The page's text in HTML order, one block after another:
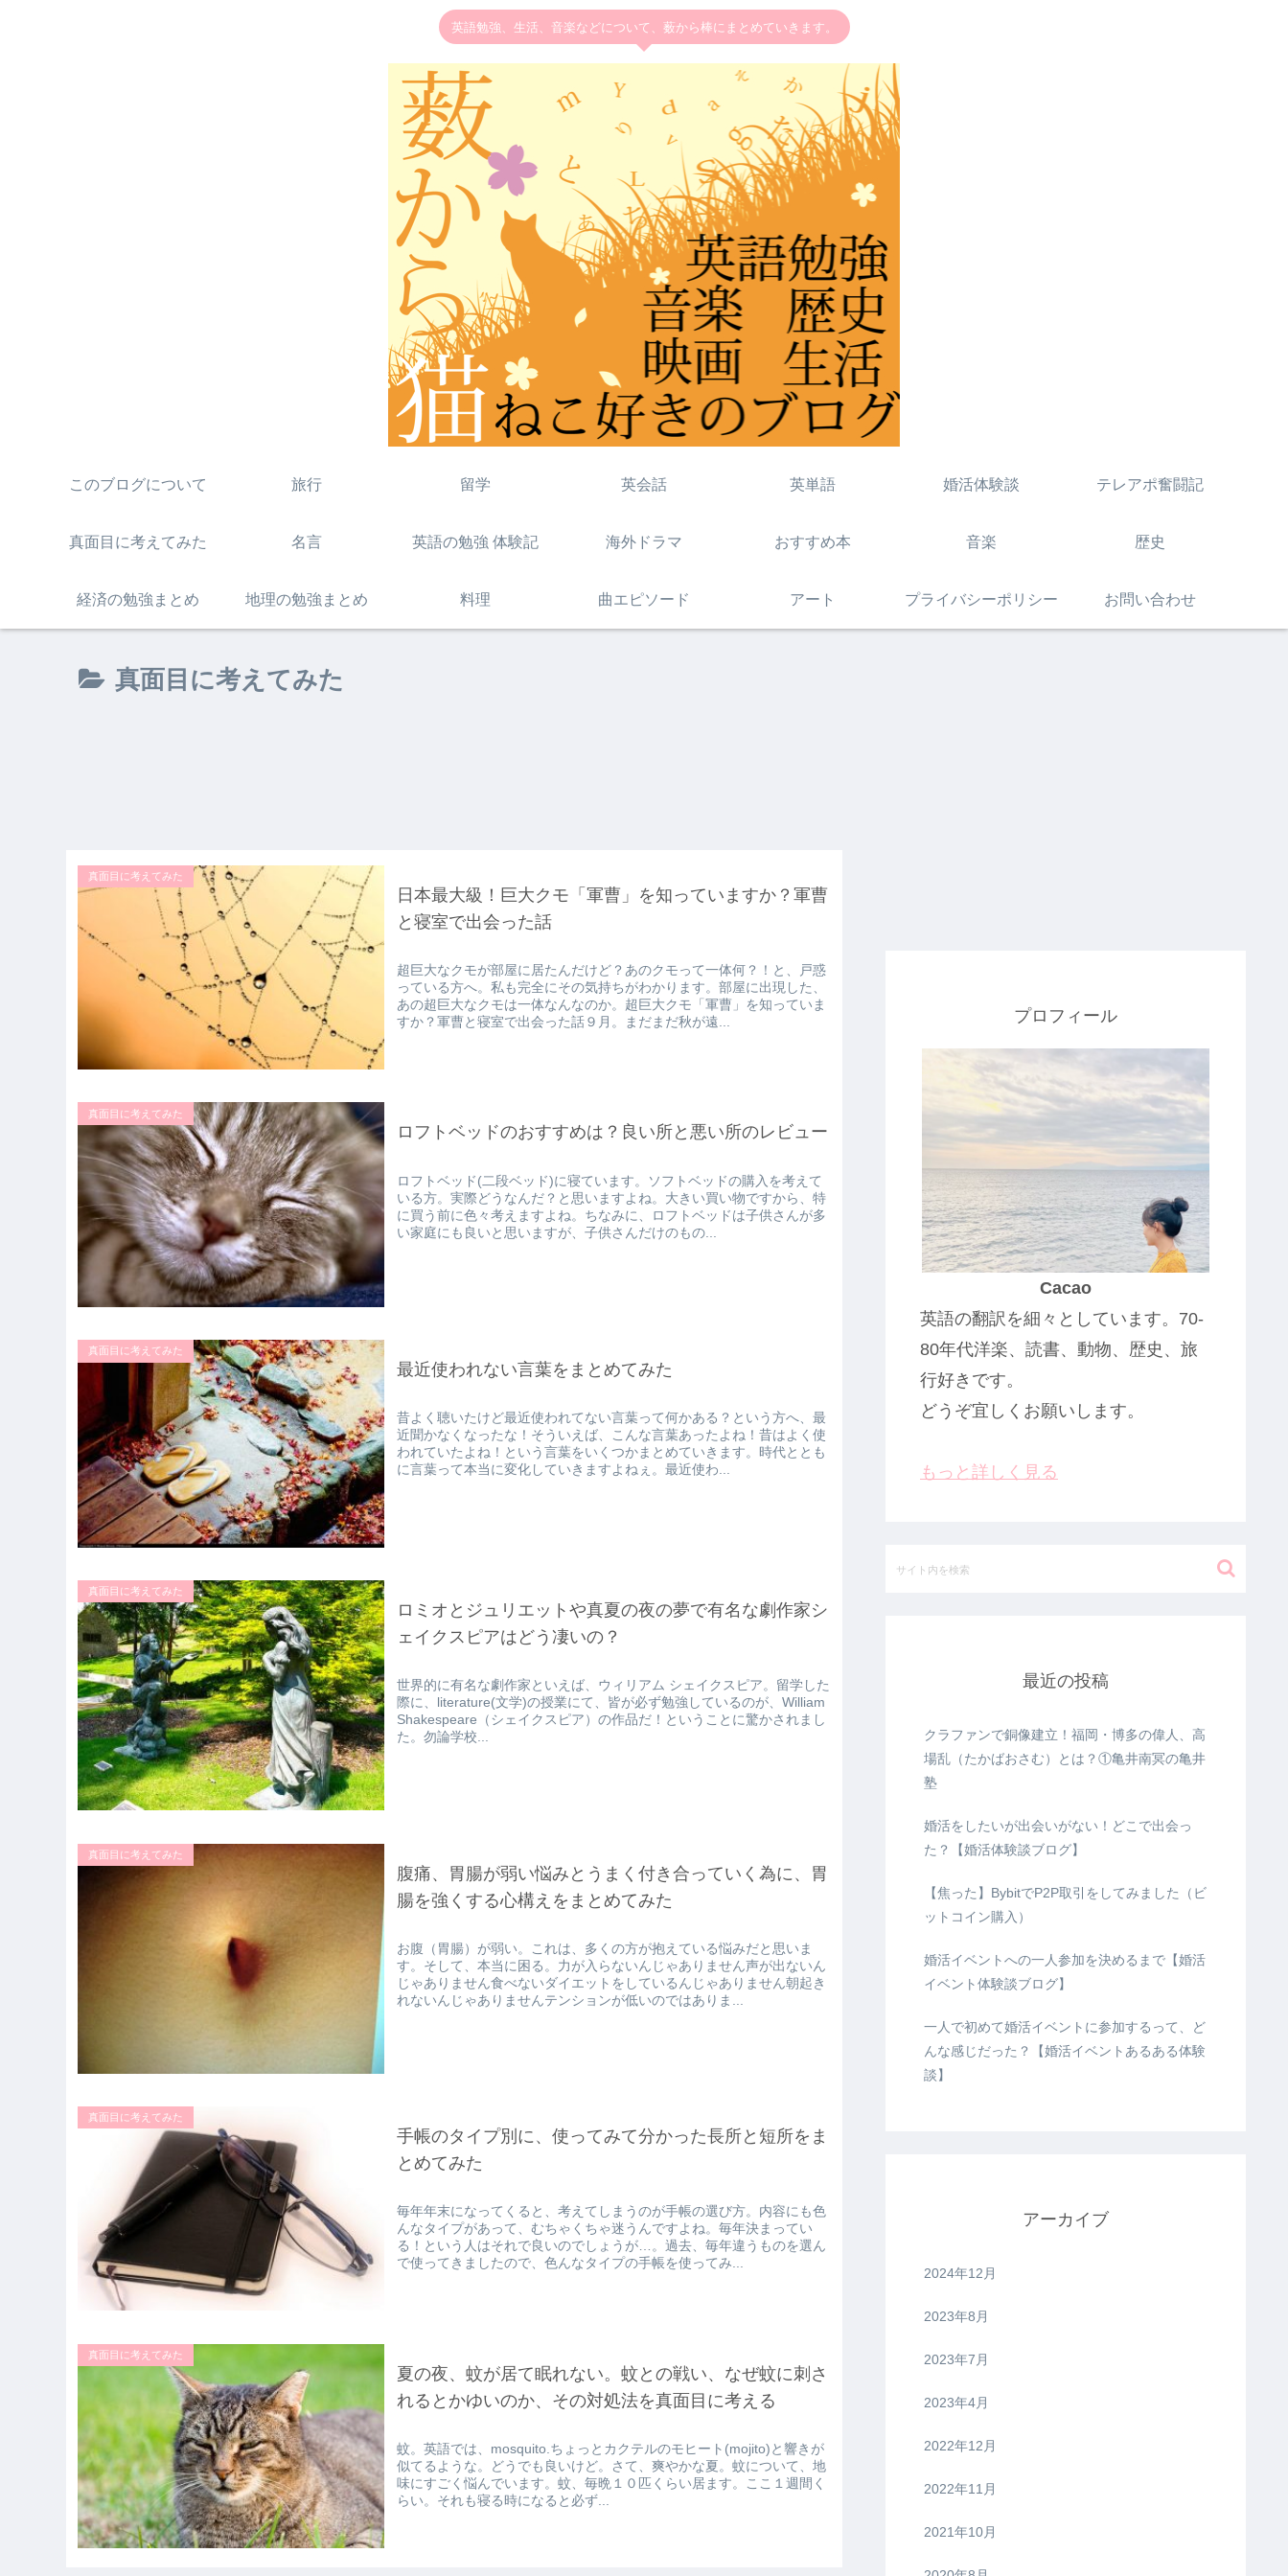
英語勉強、生活、音楽などについて、薮から棒にまとめていきます。
このブログについて 旅行 留学 英会話 英単語 婚活体験談 テレアポ奮闘記
真面目に考えてみた 名言 英語の勉強 体験記 海外ドラマ おすすめ本 音楽 歴史
経済の勉強まとめ 地理の勉強まとめ 料理 曲エピソード アート プライバシーポリシー お問い合わせ
真面目に考えてみた
真面目に考えてみた
日本最大級！巨大クモ「軍曹」を知っていますか？軍曹
と寝室で出会った話
超巨大なクモが部屋に居たんだけど？あのクモって一体何？！と、戸惑
っている方へ。私も完全にその気持ちがわかります。部屋に出現した、
あの超巨大なクモは一体なんなのか。超巨大クモ「軍曹」を知っていま
すか？軍曹と寝室で出会った話９月。まだまだ秋が遠...
真面目に考えてみた
ロフトベッドのおすすめは？良い所と悪い所のレビュー
ロフトベッド(二段ベッド)に寝ています。ソフトベッドの購入を考えて
いる方。実際どうなんだ？と思いますよね。大きい買い物ですから、特
に買う前に色々考えますよね。ちなみに、ロフトベッドは子供さんが多
い家庭にも良いと思いますが、子供さんだけのもの...
真面目に考えてみた
最近使われない言葉をまとめてみた
昔よく聴いたけど最近使われてない言葉って何かある？という方へ、最
近聞かなくなったな！そういえば、こんな言葉あったよね！昔はよく使
われていたよね！という言葉をいくつかまとめていきます。時代ととも
に言葉って本当に変化していきますよねぇ。最近使わ...
真面目に考えてみた
ロミオとジュリエットや真夏の夜の夢で有名な劇作家シ
ェイクスピアはどう凄いの？
世界的に有名な劇作家といえば、ウィリアム シェイクスピア。留学した
際に、literature(文学)の授業にて、皆が必ず勉強しているのが、William
Shakespeare（シェイクスピア）の作品だ！ということに驚かされまし
た。勿論学校...
真面目に考えてみた
腹痛、胃腸が弱い悩みとうまく付き合っていく為に、胃
腸を強くする心構えをまとめてみた
お腹（胃腸）が弱い。これは、多くの方が抱えている悩みだと思いま
す。そして、本当に困る。力が入らないんじゃありません声が出ないん
じゃありません食べないダイエットをしているんじゃありません朝起き
れないんじゃありませんテンションが低いのではありま...
真面目に考えてみた
手帳のタイプ別に、使ってみて分かった長所と短所をま
とめてみた
毎年年末になってくると、考えてしまうのが手帳の選び方。内容にも色
んなタイプがあって、むちゃくちゃ迷うんですよね。毎年決まってい
る！という人はそれで良いのでしょうが…。過去、毎年違うものを選ん
で使ってきましたので、色んなタイプの手帳を使ってみ...
真面目に考えてみた
夏の夜、蚊が居て眠れない。蚊との戦い、なぜ蚊に刺さ
れるとかゆいのか、その対処法を真面目に考える
蚊。英語では、mosquito.ちょっとカクテルのモヒート(mojito)と響きが
似てるような。どうでも良いけど。さて、爽やかな夏。蚊について、地
味にすごく悩んでいます。蚊、毎晩１０匹くらい居ます。ここ１週間く
らい。それも寝る時になると必ず...
プロフィール
Cacao
英語の翻訳を細々としています。70-
80年代洋楽、読書、動物、歴史、旅
行好きです。
どうぞ宜しくお願いします。
もっと詳しく見る
最近の投稿
クラファンで銅像建立！福岡・博多の偉人、高
場乱（たかばおさむ）とは？①亀井南冥の亀井
塾
婚活をしたいが出会いがない！どこで出会っ
た？【婚活体験談ブログ】
【焦った】BybitでP2P取引をしてみました（ビ
ットコイン購入）
婚活イベントへの一人参加を決めるまで【婚活
イベント体験談ブログ】
一人で初めて婚活イベントに参加するって、ど
んな感じだった？【婚活イベントあるある体験
談】
アーカイブ
2024年12月
2023年8月
2023年7月
2023年4月
2022年12月
2022年11月
2021年10月